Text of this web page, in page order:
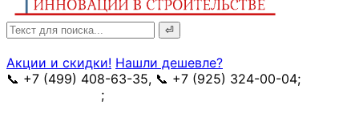
Search
for:
Акции и скидки! Нашли дешевле?
📞 +7 (499) 408-63-35, 📞 +7 (925) 324-00-04;
;